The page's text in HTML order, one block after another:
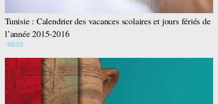
Tunisie : Calendrier des vacances scolaires et jours fériés de
l’année 2015-2016
NESS